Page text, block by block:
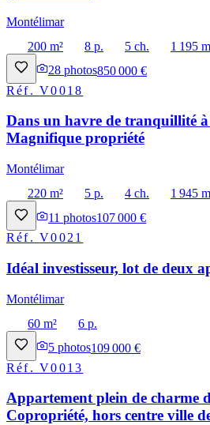
Montélimar
200 m²
8 p. 5 ch.
1 195
28 photos850 000 €
Réf.V0018
Dans un havre de tranquillité
Magnifique propriété
Montélimar
220 m²
5 p. 4 ch.
1 945
11 photos107 000 €
Réf.V0021
Idéal investisseur, lot de deux
Montélimar
60 m²
6 p.
5 photos109 000 €
Réf.V0013
Appartement plein de charme
Copropriété, hors centre ville